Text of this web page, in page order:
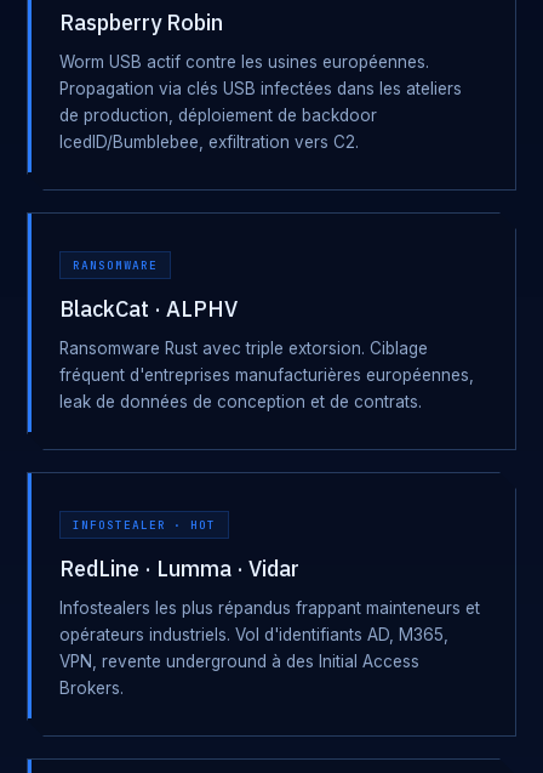
Raspberry Robin
Worm USB actif contre les usines européennes.
Propagation via clés USB infectées dans les ateliers
de production, déploiement de backdoor
IcedID/Bumblebee, exfiltration vers C2.
RANSOMWARE
BlackCat · ALPHV
Ransomware Rust avec triple extorsion. Ciblage
fréquent d'entreprises manufacturières européennes,
leak de données de conception et de contrats.
INFOSTEALER · HOT
RedLine · Lumma · Vidar
Infostealers les plus répandus frappant mainteneurs et
opérateurs industriels. Vol d'identifiants AD, M365,
VPN, revente underground à des Initial Access
Brokers.